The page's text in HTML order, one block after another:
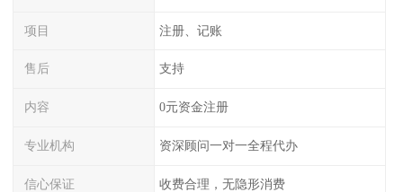
项目 注册、记账
售后 支持
内容 0元资金注册
专业机构 资深顾问一对一全程代办
信心保证 收费合理，无隐形消费